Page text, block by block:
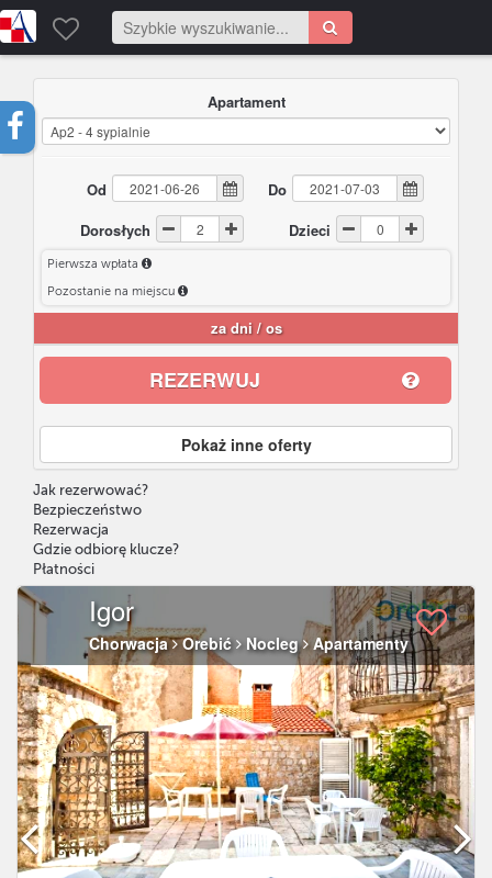
Apartament
Od
Do
Dorosłych
Dzieci
Pierwsza wpłata
Pozostanie na miejscu
zadni /os
REZERWUJ
Pokaż inne oferty
Jak rezerwować?
Bezpieczeństwo
Rezerwacja
Gdzie odbiorę klucze?
Płatności
Igor
Chorwacja Orebić Nocleg Apartamenty